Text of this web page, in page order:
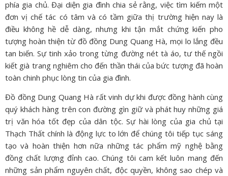
phía gia chủ. Đại diện gia đình chia sẻ rằng, việc tìm kiếm một
đơn vị chế tác có tâm và có tầm giữa thị trường hiện nay là
điều không hề dễ dàng, nhưng khi tận mắt chứng kiến pho
tượng hoàn thiện từ đồ đồng Dung Quang Hà, mọi lo lắng đều
tan biến. Sự tinh xảo trong từng đường nét tà áo, tư thế ngồi
kiết già trang nghiêm cho đến thần thái của bức tượng đã hoàn
toàn chinh phục lòng tin của gia đình.
Đồ đồng Dung Quang Hà rất vinh dự khi được đồng hành cùng
quý khách hàng trên con đường gìn giữ và phát huy những giá
trị văn hóa tốt đẹp của dân tộc. Sự hài lòng của gia chủ tại
Thạch Thất chính là động lực to lớn để chúng tôi tiếp tục sáng
tạo và hoàn thiện hơn nữa những tác phẩm mỹ nghệ bằng
đồng chất lượng đỉnh cao. Chúng tôi cam kết luôn mang đến
những sản phẩm nguyên chất, độc quyền, không sao chép và